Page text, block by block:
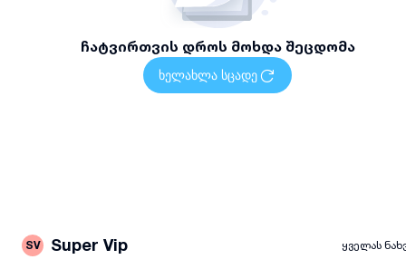
ჩატვირთვის დროს მოხდა შეცდომა
ხელახლა სცადე
SV Super Vip ყველას